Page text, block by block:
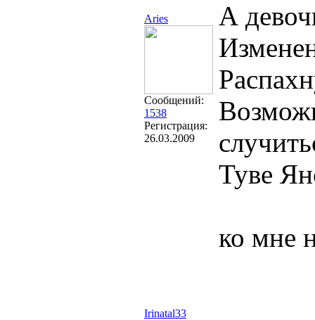
Aries
Сообщений:
1538
Регистрация:
26.03.2009
А
Туве
ко мне
Irinatal33